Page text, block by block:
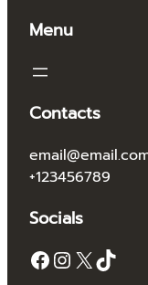
Menu
Contacts
+123456789
Socials
Facebook InstagramX TikTok